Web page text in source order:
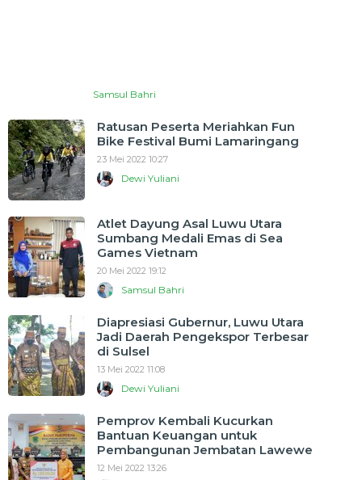
Samsul Bahri
Ratusan Peserta Meriahkan Fun
Bike Festival Bumi Lamaringang
23 Mei 2022 10:27
Dewi Yuliani
Atlet Dayung Asal Luwu Utara
Sumbang Medali Emas di Sea
Games Vietnam
20 Mei 2022 19:12
Samsul Bahri
Diapresiasi Gubernur, Luwu Utara
Jadi Daerah Pengekspor Terbesar
di Sulsel
13 Mei 2022 11:08
Dewi Yuliani
Pemprov Kembali Kucurkan
Bantuan Keuangan untuk
Pembangunan Jembatan Lawewe
12 Mei 2022 13:26